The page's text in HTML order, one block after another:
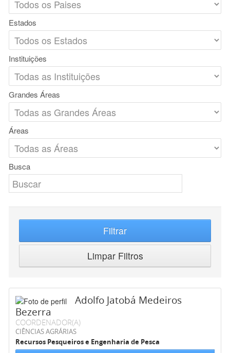
Estados
Instituições
Grandes Áreas
Áreas
Busca
Filtrar
Limpar Filtros
Adolfo Jatobá Medeiros
Bezerra
COORDENADOR(A)
CIÊNCIAS AGRÁRIAS
Recursos Pesqueiros e Engenharia de Pesca